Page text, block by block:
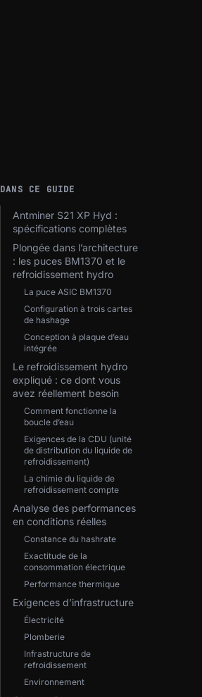
DANS CE GUIDE
Antminer S21 XP Hyd :
spécifications complètes
Plongée dans l’architecture
: les puces BM1370 et le
refroidissement hydro
La puce ASIC BM1370
Configuration à trois cartes
de hashage
Conception à plaque d’eau
intégrée
Le refroidissement hydro
expliqué : ce dont vous
avez réellement besoin
Comment fonctionne la
boucle d’eau
Exigences de la CDU (unité
de distribution du liquide de
refroidissement)
La chimie du liquide de
refroidissement compte
Analyse des performances
en conditions réelles
Constance du hashrate
Exactitude de la
consommation électrique
Performance thermique
Exigences d’infrastructure
Électricité
Plomberie
Infrastructure de
refroidissement
Environnement